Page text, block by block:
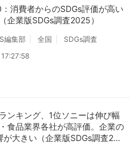
消費者からのSDGs評価が高い
企業版SDGs調査2025）
編集部 全国
SDGs調査
ンキング、1位ソニーは伸び幅
食品業界各社が高評価。企業の
が大きい（企業版SDGs調査202